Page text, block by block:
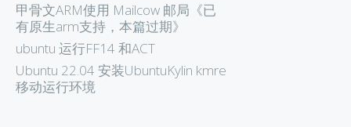
甲骨文ARM使用 Mailcow 邮局《已
有原生arm支持，本篇过期》
ubuntu 运行FF14 和ACT
Ubuntu 22.04 安装UbuntuKylin kmre
移动运行环境